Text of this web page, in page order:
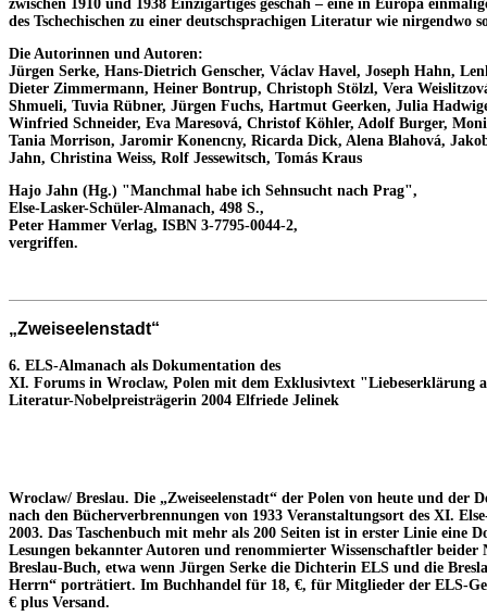
zwischen 1910 und 1938 Einzigartiges geschah – eine in Europa
des Tschechischen zu einer deutschsprachigen Literatur wie nirgendwo
Die Autorinnen und Autoren:
Jürgen Serke, Hans-Dietrich Genscher, Václav Havel, Joseph Hahn,
Dieter Zimmermann, Heiner Bontrup, Christoph Stölzl, Vera
Shmueli, Tuvia Rübner, Jürgen Fuchs, Hartmut Geerken, Julia
Winfried Schneider, Eva Maresová, Christof Köhler, Adolf Burger,
Tania Morrison, Jaromir Konencny, Ricarda Dick, Alena Blahová,
Jahn, Christina Weiss, Rolf Jessewitsch, Tomás Kraus
Hajo Jahn (Hg.) "Manchmal habe ich Sehnsucht nach Prag",
Else-Lasker-Schüler-Almanach, 498 S.,
Peter Hammer Verlag, ISBN 3-7795-0044-2,
vergriffen.
„Zweiseelenstadt“
6. ELS-Almanach als Dokumentation des
XI. Forums in Wroclaw, Polen mit dem Exklusivtext "Liebeserklärung
Literatur-Nobelpreisträgerin 2004 Elfriede Jelinek
Wroclaw/ Breslau. Die „Zweiseelenstadt“ der Polen von heute und der
nach den Bücherverbrennungen von 1933 Veranstaltungsort des XI.
2003. Das Taschenbuch mit mehr als 200 Seiten ist in erster Linie eine
Lesungen bekannter Autoren und renommierter Wissenschaftler
Breslau-Buch, etwa wenn Jürgen Serke die Dichterin ELS und die
Herrn“ porträtiert. Im Buchhandel für 18, €, für Mitglieder der ELS-
€ plus Versand.